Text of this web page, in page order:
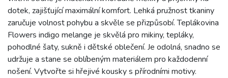
dotek, zajišťující maximální komfort. Lehká pružnost tkaniny
zaručuje volnost pohybu a skvěle se přizpůsobí. Teplákovina
Flowers indigo melange je skvělá pro mikiny, tepláky,
pohodlné šaty, sukně i dětské oblečení. Je odolná, snadno se
udržuje a stane se oblíbeným materiálem pro každodenní
nošení. Vytvořte si hřejivé kousky s přírodními motivy.